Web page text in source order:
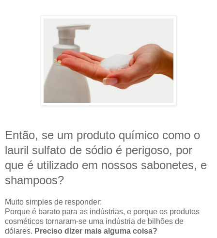
Então, se um produto químico como o
lauril sulfato de sódio é perigoso, por
que é utilizado em nossos sabonetes, e
shampoos?
Muito simples de responder:
Porque é barato para as indústrias, e porque os produtos
cosméticos tornaram-se uma indústria de bilhões de
dólares. Preciso dizer mais alguma coisa?